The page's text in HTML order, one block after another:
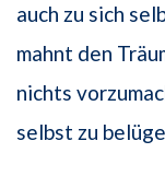
auch zu sich
mahnt den
nichts
selbst zu